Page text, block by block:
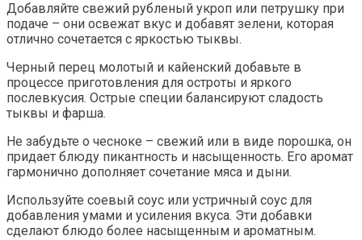
Добавляйте свежий рубленый укроп или петрушку при
подаче – они освежат вкус и добавят зелени, которая
отлично сочетается с яркостью тыквы.
Черный перец молотый и кайенский добавьте в
процессе приготовления для остроты и яркого
послевкусия. Острые специи балансируют сладость
тыквы и фарша.
Не забудьте о чесноке – свежий или в виде порошка, он
придает блюду пикантность и насыщенность. Его аромат
гармонично дополняет сочетание мяса и дыни.
Используйте соевый соус или устричный соус для
добавления умами и усиления вкуса. Эти добавки
сделают блюдо более насыщенным и ароматным.